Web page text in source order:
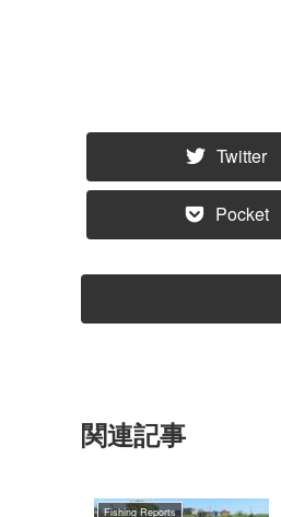
Twitter
Pocket
関連記事
Fishing Reports